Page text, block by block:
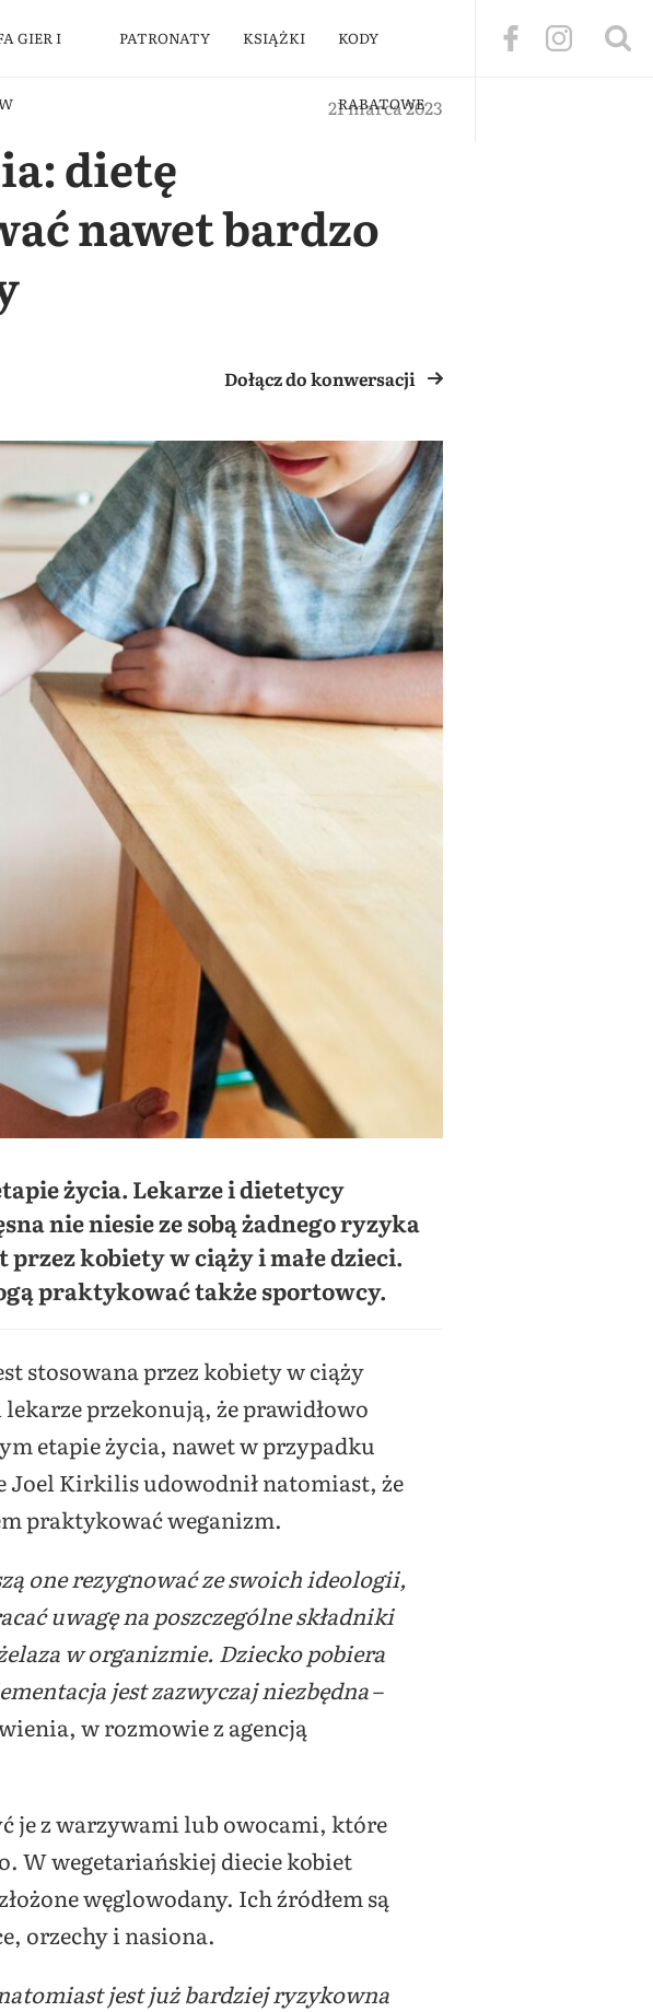
GIER I PATRONATY KSIĄŻKI KODY
RABATOWE
21 marca 2023
dietę
nawet bardzo
Dołącz do konwersacji
życia. Lekarze i dietetycy
nie niesie ze sobą żadnego ryzyka
kobiety w ciąży i małe dzieci.
praktykować także sportowcy.
stosowana przez kobiety w ciąży
przekonują, że prawidłowo
etapie życia, nawet w przypadku
Joel Kirkilis udowodnił natomiast, że
praktykować weganizm.
one rezygnować ze swoich ideologii,
uwagę na poszczególne składniki
w organizmie. Dziecko pobiera
jest zazwyczaj niezbędna–
w rozmowie z agencją
je z warzywami lub owocami, które
W wegetariańskiej diecie kobiet
węglowodany. Ich źródłem są
orzechy i nasiona.
jest już bardziej ryzykowna